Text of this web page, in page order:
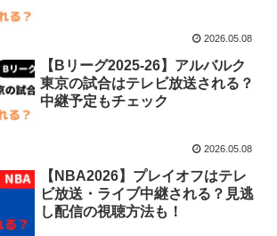
2026.05.08
【Bリーグ2025-26】アルバルク
東京の試合はテレビ放送される？
中継予定もチェック
2026.05.08
【NBA2026】プレイオフはテレ
ビ放送・ライブ中継される？見逃
し配信の視聴方法も！